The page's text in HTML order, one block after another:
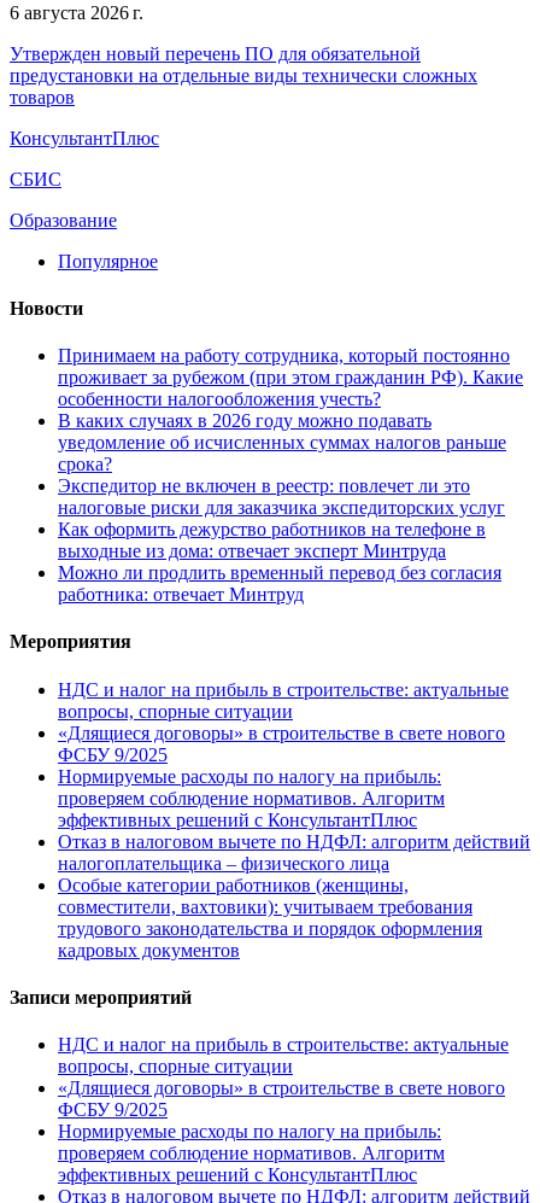
6 августа 2026 г.
Утвержден новый перечень ПО для обязательной
предустановки на отдельные виды технически сложных
товаров
КонсультантПлюс
СБИС
Образование
Популярное
Новости
Принимаем на работу сотрудника, который постоянно
проживает за рубежом (при этом гражданин РФ). Какие
особенности налогообложения учесть?
В каких случаях в 2026 году можно подавать
уведомление об исчисленных суммах налогов раньше
срока?
Экспедитор не включен в реестр: повлечет ли это
налоговые риски для заказчика экспедиторских услуг
Как оформить дежурство работников на телефоне в
выходные из дома: отвечает эксперт Минтруда
Можно ли продлить временный перевод без согласия
работника: отвечает Минтруд
Мероприятия
НДС и налог на прибыль в строительстве: актуальные
вопросы, спорные ситуации
«Длящиеся договоры» в строительстве в свете нового
ФСБУ 9/2025
Нормируемые расходы по налогу на прибыль:
проверяем соблюдение нормативов. Алгоритм
эффективных решений с КонсультантПлюс
Отказ в налоговом вычете по НДФЛ: алгоритм действий
налогоплательщика – физического лица
Особые категории работников (женщины,
совместители, вахтовики): учитываем требования
трудового законодательства и порядок оформления
кадровых документов
Записи мероприятий
НДС и налог на прибыль в строительстве: актуальные
вопросы, спорные ситуации
«Длящиеся договоры» в строительстве в свете нового
ФСБУ 9/2025
Нормируемые расходы по налогу на прибыль:
проверяем соблюдение нормативов. Алгоритм
эффективных решений с КонсультантПлюс
Отказ в налоговом вычете по НДФЛ: алгоритм действий